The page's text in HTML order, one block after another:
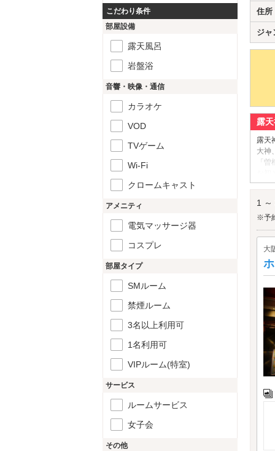
住所
ジャ
露
露天
大神
「
お
映え
1 ～
※予
大
こだわり条件
部屋設備
露天風呂
岩盤浴
音響・映像・通信
カラオケ
VOD
TVゲーム
Wi-Fi
クロームキャスト
アメニティ
電気マッサージ器
コスプレ
部屋タイプ
SMルーム
禁煙ルーム
3名以上利用可
1名利用可
VIPルーム(特室)
サービス
ルームサービス
女子会
その他